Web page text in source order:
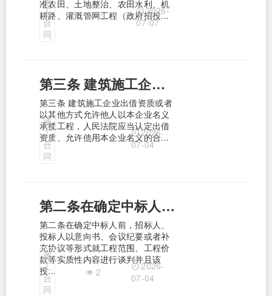
准农田、土地整治、农田水利、机
耕路、灌溉管网工程（政府招投...
工
合
同
13
2026-
07-07
第三条 建筑施工企业出借资质或者以其他方式允许他人以本企业名义承揽工程，人民法院应当认定出借资质、允许使用本企业名义的合同无效。建筑施工企业主张约定的资质借用费、使用费的，人民法院不予支持。 建设工程质量合格，借用资质的单位或者个人参照其与建筑施工企业就支付工程款项的约定请求建筑施工企业支付折价补偿款的，人民法院依法予以支持。
第三条 建筑施工企业出借资质或者
以其他方式允许他人以本企业名义
承揽工程，人民法院应当认定出借
资质、允许使用本企业名义的合...
施
工
合
同
3
2026-
07-04
第二条在确定中标人前，招标人、投标人以意向书、会议纪要或者补充协议等形式就工程范围、工程价款等实质性内容进行谈判并且该投标人中标，或者发包人与承包人协商订立建设工程施工合同后又通过招标投标程序与承包人订立建设工程施工合同，人民法院应当依照招标投标法关于禁止串通投标、禁止先行就实质性内容谈判的规定认定中标合同无效。
第二条在确定中标人前，招标人、
投标人以意向书、会议纪要或者补
充协议等形式就工程范围、工程价
款等实质性内容进行谈判并且该
投...
施
工
合
同
2
2026-
07-04